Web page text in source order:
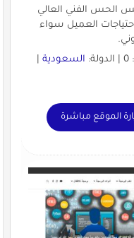
الحس الفني العالي
العميل سواء
السعودية|
الموقع مباشرة